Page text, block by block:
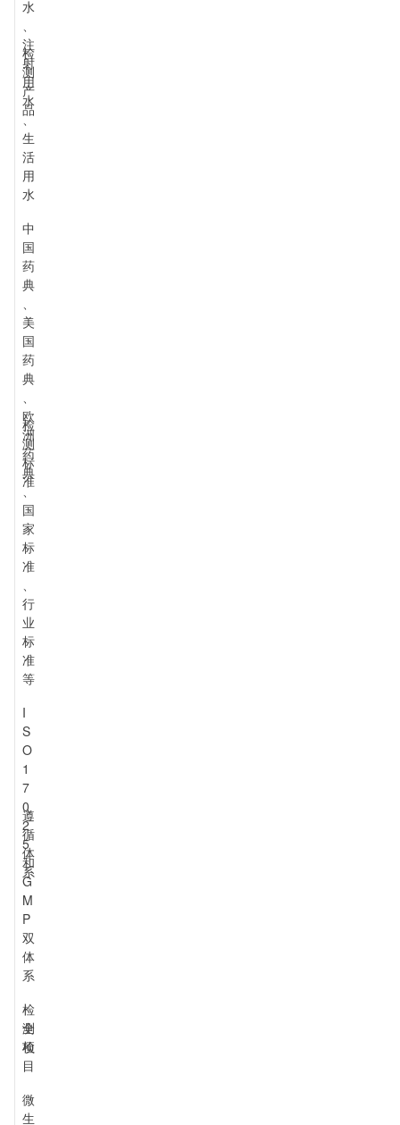
检
测
产
品
水
、
注
射
用
水
、
生
活
用
水
检
测
标
准
中
国
药
典
、
美
国
药
典
、
欧
洲
药
典
、
国
家
标
准
、
行
业
标
准
等
遵
循
体
系
I
S
O
1
7
0
2
5
和
G
M
P
双
体
系
检
测
项
目
全
检
微
生